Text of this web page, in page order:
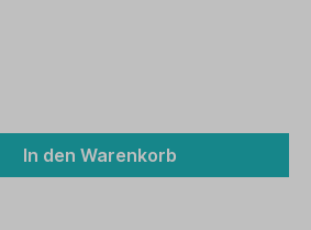
In den Warenkorb